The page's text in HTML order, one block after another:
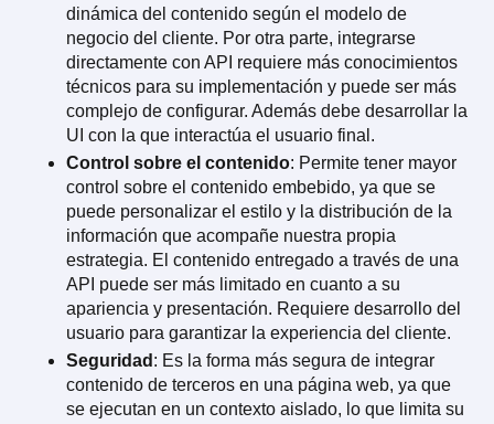
dinámica del contenido según el modelo de
negocio del cliente. Por otra parte, integrarse
directamente con API requiere más conocimientos
técnicos para su implementación y puede ser más
complejo de configurar. Además debe desarrollar la
UI con la que interactúa el usuario final.
Control sobre el contenido: Permite tener mayor
control sobre el contenido embebido, ya que se
puede personalizar el estilo y la distribución de la
información que acompañe nuestra propia
estrategia. El contenido entregado a través de una
API puede ser más limitado en cuanto a su
apariencia y presentación. Requiere desarrollo del
usuario para garantizar la experiencia del cliente.
Seguridad : Es la forma más segura de integrar
contenido de terceros en una página web, ya que
se ejecutan en un contexto aislado, lo que limita su